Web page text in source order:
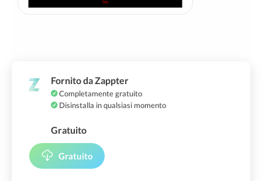
Fornito da Zappter
Completamente gratuito
Disinstalla in qualsiasi momento
Gratuito
Gratuito